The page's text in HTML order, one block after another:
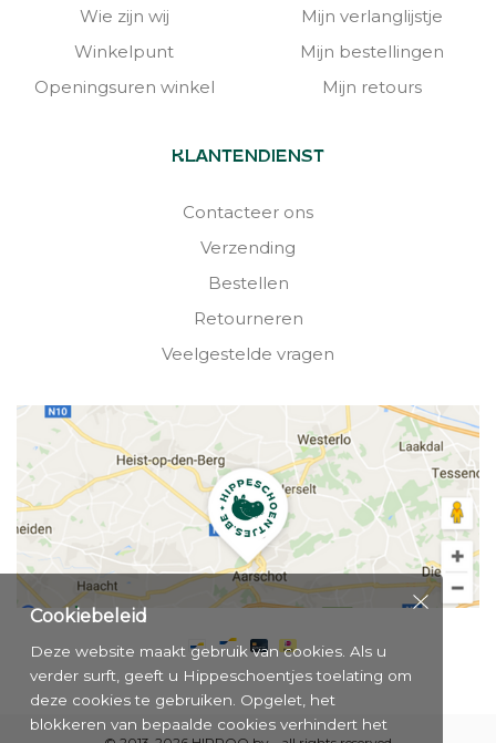
Wie zijn wij
Winkelpunt
Openingsuren winkel
Mijn verlanglijstje
Mijn bestellingen
Mijn retours
KLANTENDIENST
Contacteer ons
Verzending
Bestellen
Retourneren
Veelgestelde vragen
Cookiebeleid
Deze website maakt gebruik van cookies. Als u
verder surft, geeft u Hippeschoentjes toelating om
deze cookies te gebruiken. Opgelet, het
blokkeren van bepaalde cookies verhindert het